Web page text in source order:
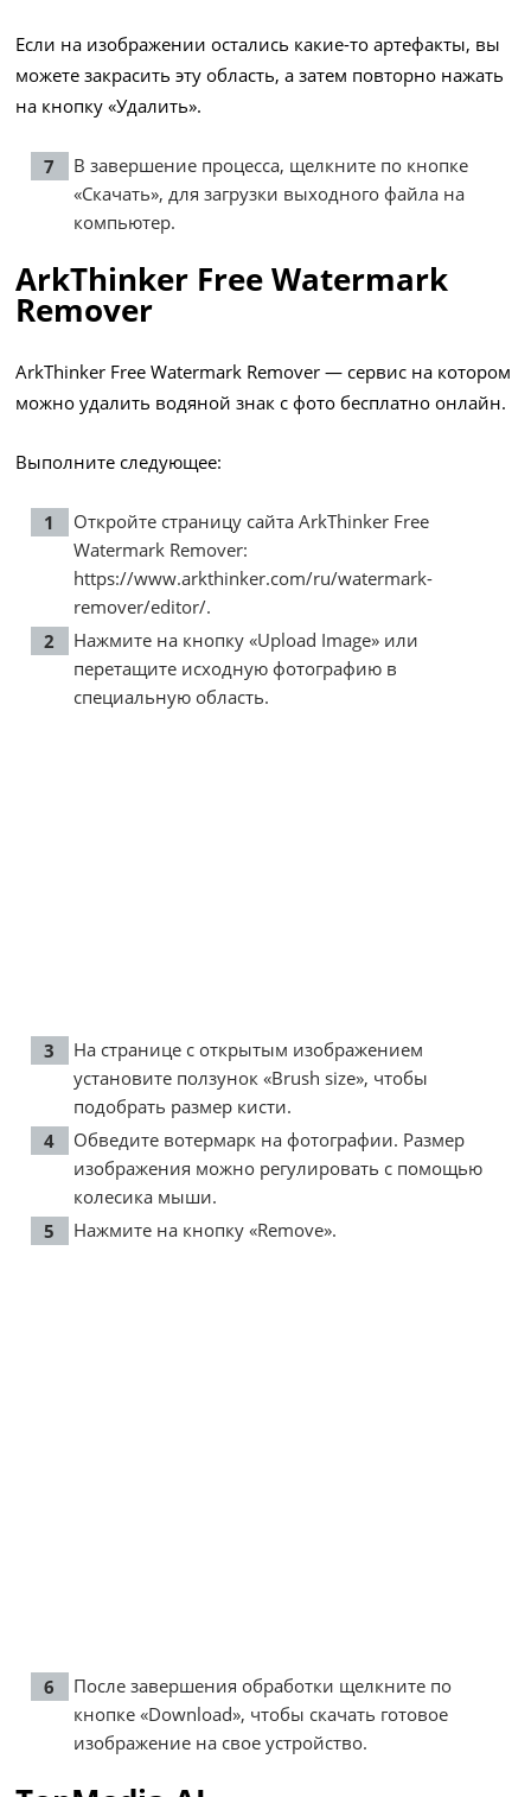
Если на изображении остались какие-то артефакты, вы
можете закрасить эту область, а затем повторно нажать
на кнопку «Удалить».
В завершение процесса, щелкните по кнопке
«Скачать», для загрузки выходного файла на
компьютер.
ArkThinker Free Watermark
Remover
ArkThinker Free Watermark Remover — сервис на котором
можно удалить водяной знак с фото бесплатно онлайн.
Выполните следующее:
Откройте страницу сайта ArkThinker Free
Watermark Remover:
https://www.arkthinker.com/ru/watermark-
remover/editor/.
Нажмите на кнопку «Upload Image» или
перетащите исходную фотографию в
специальную область.
На странице с открытым изображением
установите ползунок «Brush size», чтобы
подобрать размер кисти.
Обведите вотермарк на фотографии. Размер
изображения можно регулировать с помощью
колесика мыши.
Нажмите на кнопку «Remove».
После завершения обработки щелкните по
кнопке «Download», чтобы скачать готовое
изображение на свое устройство.